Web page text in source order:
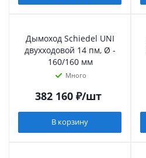
Дымоход Schiedel UNI
двухходовой 14 пм, Ø -
160/160 мм
Много
382 160₽/шт
В корзину